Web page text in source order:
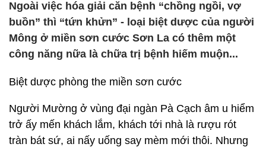
Ngoài việc hóa giải căn bệnh “chồng ngồi, vợ
buồn” thì “tứn khửn” - loại biệt dược của người
Mông ở miền sơn cước Sơn La có thêm một
công năng nữa là chữa trị bệnh hiếm muộn...
Biệt dược phòng the miền sơn cước
Người Mường ở vùng đại ngàn Pà Cạch âm u hiểm
trở ấy mến khách lắm, khách tới nhà là rượu rót
tràn bát sứ, ai nấy uống say mèm mới thôi. Nhưng